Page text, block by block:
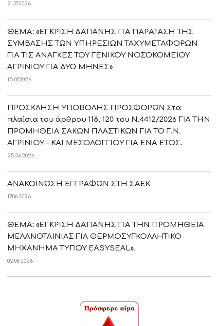
21.07.2026
ΘΕΜΑ: «ΕΓΚΡΙΣΗ ΔΑΠΑΝΗΣ ΓΙΑ ΠΑΡΑΤΑΣΗ ΤΗΣ
ΣΥΜΒΑΣΗΣ ΤΩΝ ΥΠΗΡΕΣΙΩΝ ΤΑΧΥΜΕΤΑΦΟΡΩΝ
ΓΙΑ ΤΙΣ ΑΝΑΓΚΕΣ ΤΟΥ ΓΕΝΙΚΟΥ ΝΟΣΟΚΟΜΕΙΟΥ
ΑΓΡΙΝΙΟΥ ΓΙΑ ΔΥΟ ΜΗΝΕΣ»
15.07.2026
ΠΡΟΣΚΛΗΣΗ ΥΠΟΒΟΛΗΣ ΠΡΟΣΦΟΡΩΝ Στα
πλαίσια του άρθρου 118, 120 του Ν.4412/2026 ΓΙΑ ΤΗΝ
ΠΡΟΜΗΘΕΙΑ ΣΑΚΩΝ ΠΛΑΣΤΙΚΩΝ ΓΙΑ ΤΟ Γ.Ν.
ΑΓΡΙΝΙΟΥ – ΚΑΙ ΜΕΣΟΛΟΓΓΙΟΥ ΓΙΑ ΕΝΑ ΕΤΟΣ.
25.06.2026
ΑΝΑΚΟΙΝΩΣΗ ΕΓΓΡΑΦΩΝ ΣΤΗ ΣΑΕΚ
17.06.2026
ΘΕΜΑ: «ΕΓΚΡΙΣΗ ΔΑΠΑΝΗΣ ΓΙΑ ΤΗΝ ΠΡΟΜΗΘΕΙΑ
ΜΕΛΑΝΟΤΑΙΝΙΑΣ ΓΙΑ ΘΕΡΜΟΣΥΓΚΟΛΛΗΤΙΚΟ
ΜΗΧΑΝΗΜΑ ΤΥΠΟΥ EASYSEAL».
02.06.2026